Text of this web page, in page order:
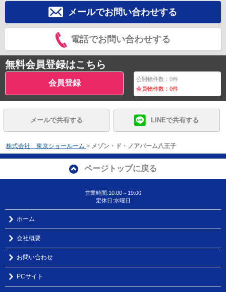
メールでお問い合わせする
電話でお問い合わせする
無料会員登録はこちら
会員登録 公開物件数：0件
会員物件数：0件
メールで共有する LINEで共有する
株式会社 東京ショールーム > メゾン・ド・ノアバーム八王子
ページトップに戻る
営業時間:10:00～19:00
定休日:水曜日
ホーム
会社概要
お問い合わせ
PCサイト